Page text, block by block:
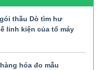
thầu Dò tìm hư
linh kiện của tổ máy
hóa đo mẫu